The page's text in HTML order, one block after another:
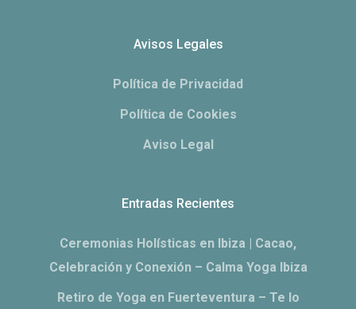
Avisos Legales
Política de Privacidad
Política de Cookies
Aviso Legal
Entradas Recientes
Ceremonias Holísticas en Ibiza | Cacao,
Celebración y Conexión – Calma Yoga Ibiza
Retiro de Yoga en Fuerteventura – Te lo